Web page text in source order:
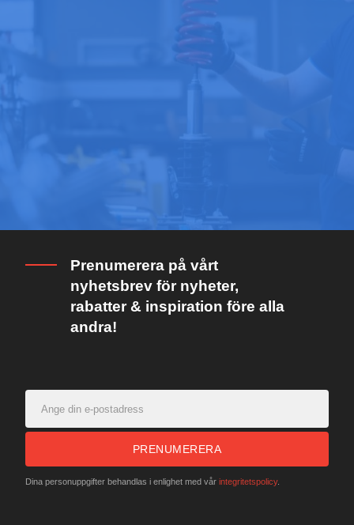
Prenumerera på vårt
nyhetsbrev för nyheter,
rabatter & inspiration före alla
andra!
PRENUMERERA
Dina personuppgifter behandlas i enlighet med vår integritetspolicy.